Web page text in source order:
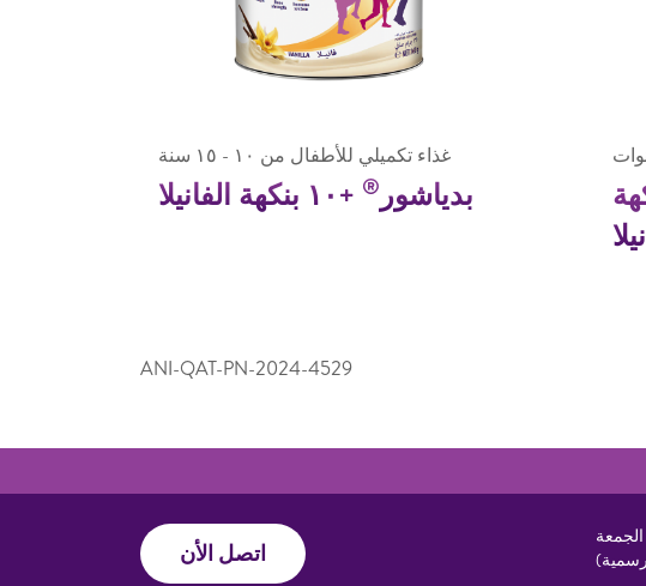
غذاء تكميلي للأطفال من ١٠ - ١٥ سنة
بدياشور ® +١٠ بنكهة الفانيلا
ANI-QAT-PN-2024-4529
اتصل الأن